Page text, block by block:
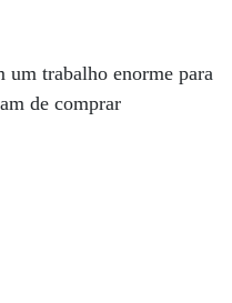
um trabalho enorme para
de comprar